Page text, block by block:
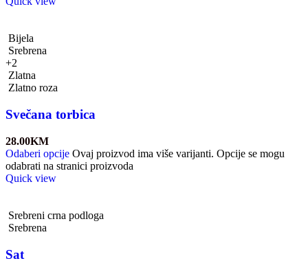
Bijela
Srebrena
+2
Zlatna
Zlatno roza
Svečana torbica
28.00KM
Odaberi opcije Ovaj proizvod ima više varijanti. Opcije se mogu
odabrati na stranici proizvoda
Quick view
Srebreni crna podloga
Srebrena
Sat